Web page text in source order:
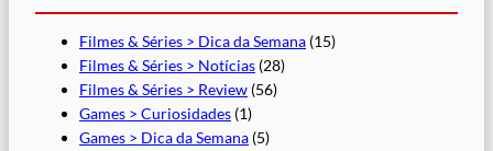
Filmes & Séries > Dica da Semana (15)
Filmes & Séries > Notícias (28)
Filmes & Séries > Review (56)
Games > Curiosidades (1)
Games > Dica da Semana (5)